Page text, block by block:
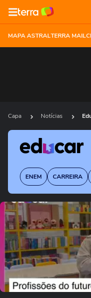
MAPA ASTRALTERRA MAIL
Capa Notícias
ENEM CARREIRA
Ops!
Não foi